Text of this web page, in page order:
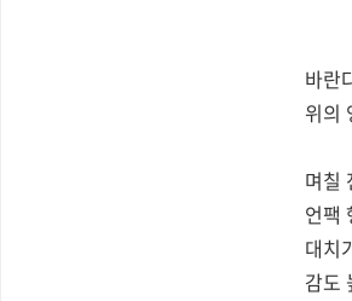
바란
위의
며칠
언팩
대치
감도